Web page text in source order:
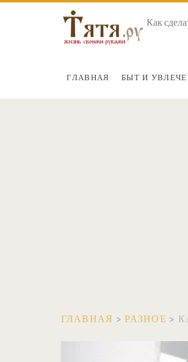
Как
ГЛАВНАЯ БЫТ И
ГЛАВНАЯ >РАЗНОЕ >